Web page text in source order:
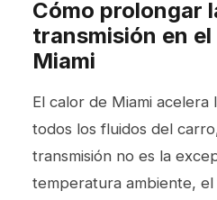
Cómo prolongar
transmisión en el
Miami
El calor de Miami acelera
todos los fluidos del
transmisión no es la
temperatura ambiente,